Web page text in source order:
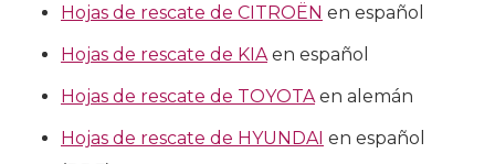
Hojas de rescate de CITROËN en español
Hojas de rescate de KIAen español
Hojas de rescate de TOYOTAen alemán
Hojas de rescate de HYUNDAI en español